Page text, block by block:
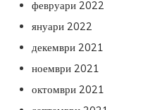
февруари 2022
януари 2022
декември 2021
ноември 2021
октомври 2021